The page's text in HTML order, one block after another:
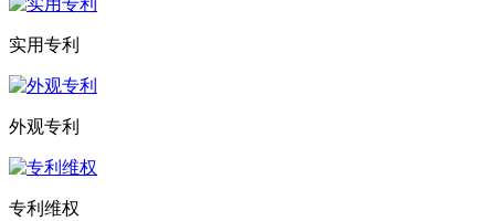
实用专利
外观专利
专利维权